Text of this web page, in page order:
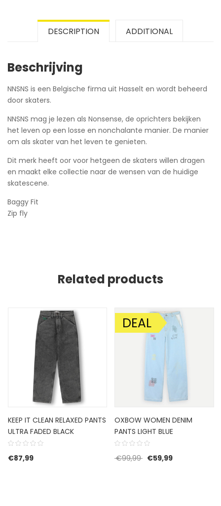
DESCRIPTION ADDITIONAL
Beschrijving
NNSNS is een Belgische firma uit Hasselt en wordt beheerd
door skaters.
NNSNS mag je lezen als Nonsense, de oprichters bekijken
het leven op een losse en nonchalante manier. De manier
om als skater van het leven te genieten.
Dit merk heeft oor voor hetgeen de skaters willen dragen
en maakt elke collectie naar de wensen van de huidige
skatescene.
Baggy Fit
Zip fly
Related products
KEEP IT CLEAN RELAXED PANTS
ULTRA FADED BLACK
€87,99
AANBIEDING!
DEAL
OXBOW WOMEN DENIM
PANTS LIGHT BLUE
€99,99 Oorspronkelijke prijs
€59,99Huidige prijs